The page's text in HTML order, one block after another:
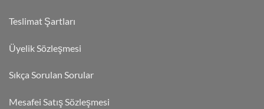
Teslimat Şartları
Üyelik Sözleşmesi
Sıkça Sorulan Sorular
Mesafei Satış Sözleşmesi